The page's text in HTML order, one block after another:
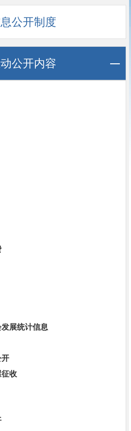
公开制度
公开内容
展统计信息
征收